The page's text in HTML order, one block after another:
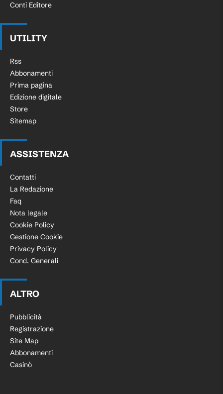
Conti Editore
UTILITY
Rss
Abbonamenti
Prima pagina
Edizione digitale
Store
Sitemap
ASSISTENZA
Contatti
La Redazione
Faq
Nota legale
Cookie Policy
Gestione Cookie
Privacy Policy
Cond. Generali
ALTRO
Pubblicità
Registrazione
Site Map
Abbonamenti
Casinò